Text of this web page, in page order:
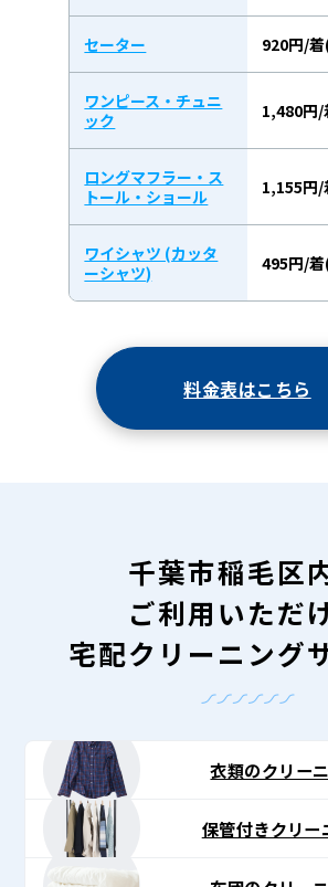
セーター 920円/
ワンピース・チュニ
ック
1,480円/
ロングマフラー・ス
トール・ショール
1,155円/
ワイシャツ (カッタ
ーシャツ)
495円/
料金表はこちら
千葉市稲毛区
ご利用いただ
宅配クリーニング
衣類のクリー
保管付きクリー